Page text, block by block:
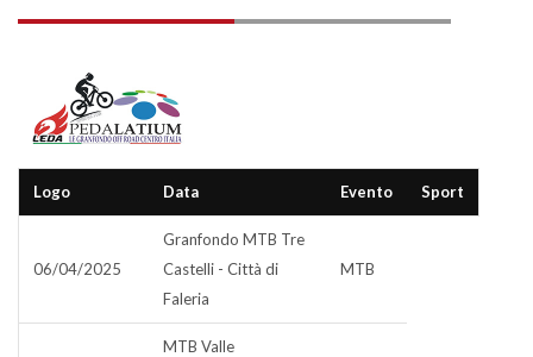
Logo Data Evento Sport
06/04/2025
Granfondo MTB Tre
Castelli - Città di
Faleria
MTB
MTB Valle